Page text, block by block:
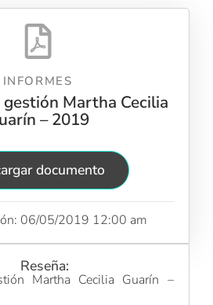
INFORMES
Martha Cecilia
– 2019
documento
06/05/2019 12:00 am
Reseña:
Martha Cecilia Guarín –